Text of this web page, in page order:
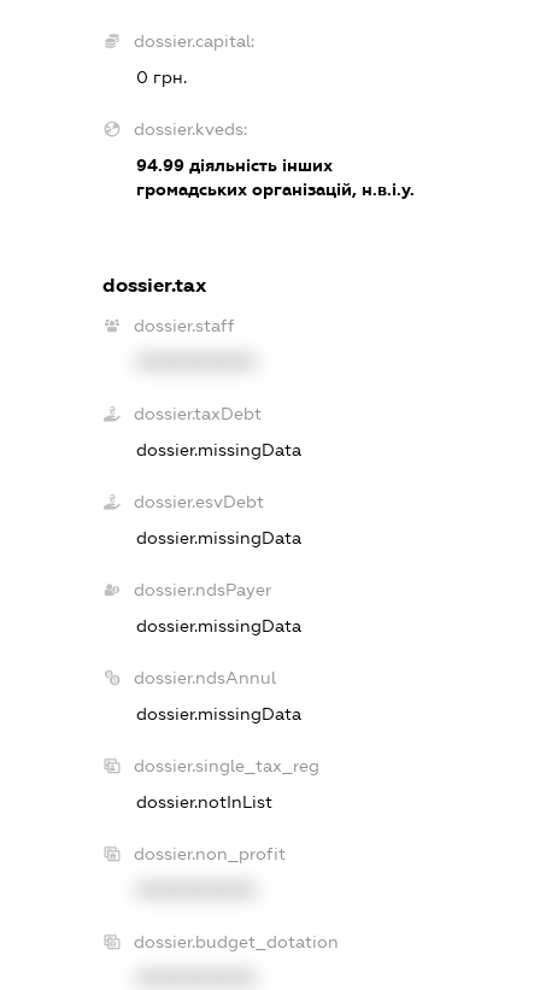
dossier.capital:
0 грн.
dossier.kveds:
94.99діяльність інших
громадських організацій, н.в.і.у.
dossier.tax
dossier.staff
dossier.taxDebt
dossier.missingData
dossier.esvDebt
dossier.missingData
dossier.ndsPayer
dossier.missingData
dossier.ndsAnnul
dossier.missingData
dossier.single_tax_reg
dossier.notInList
dossier.non_profit
dossier.budget_dotation